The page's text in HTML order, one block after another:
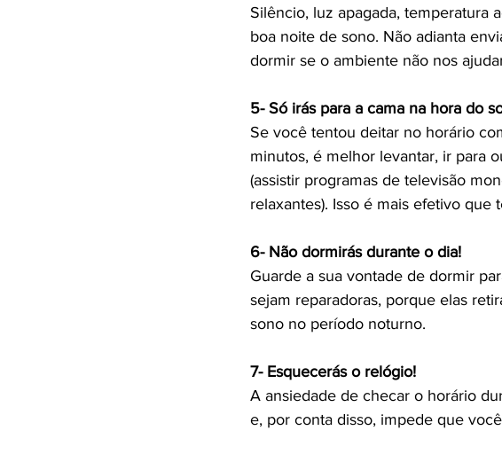
Silêncio, luz apagada, temperatura
boa noite de sono. Não adianta
dormir se o ambiente não nos
5- Só irás para a cama na hora do
Se você tentou deitar no horário
minutos, é melhor levantar, ir para
(assistir programas de televisão
relaxantes). Isso é mais efetivo
6- Não dormirás durante o dia!
Guarde a sua vontade de dormir
sejam reparadoras, porque elas
sono no período noturno.
7- Esquecerás o relógio!
A ansiedade de checar o horário
e, por conta disso, impede que